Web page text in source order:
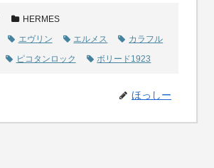
HERMES
エヴリン エルメス
カラフル
ピコタンロック ボリード1923
ほっしー